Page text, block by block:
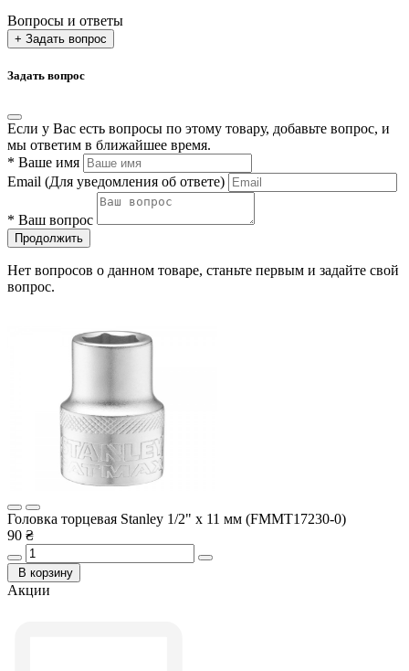
Вопросы и ответы
+ Задать вопрос
Задать вопрос
Если у Вас есть вопросы по этому товару, добавьте вопрос, и
мы ответим в ближайшее время.
* Ваше имя
Email (Для уведомления об ответе)
* Ваш вопрос
Продолжить
Нет вопросов о данном товаре, станьте первым и задайте свой
вопрос.
Головка торцевая Stanley 1/2" х 11 мм (FMMT17230-0)
90 ₴
В корзину
Акции